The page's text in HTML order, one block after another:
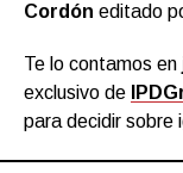
Cordón editado
Te lo contamos en
exclusivo de
para decidir sobre